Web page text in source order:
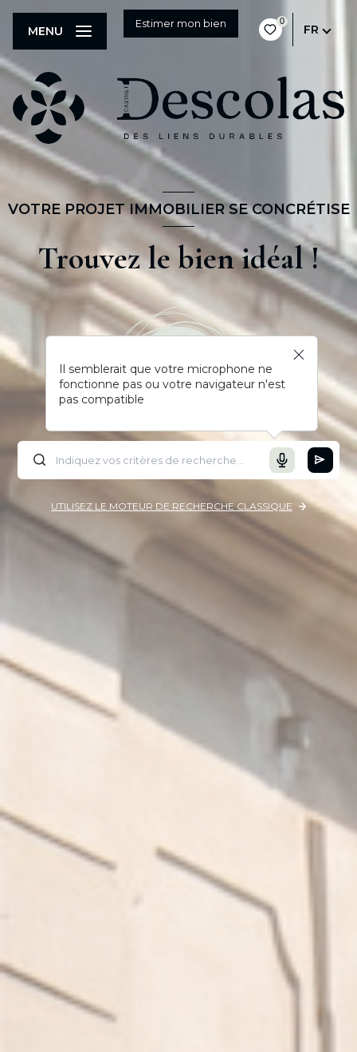
Estimer mon bien 0
FR
MENU
VOTRE PROJET IMMOBILIER SE CONCRÉTISE
Trouvez le bien idéal !
Il semblerait que votre microphone ne
fonctionne pas ou votre navigateur n'est
pas compatible
UTILISEZ LE MOTEUR DE RECHERCHE CLASSIQUE